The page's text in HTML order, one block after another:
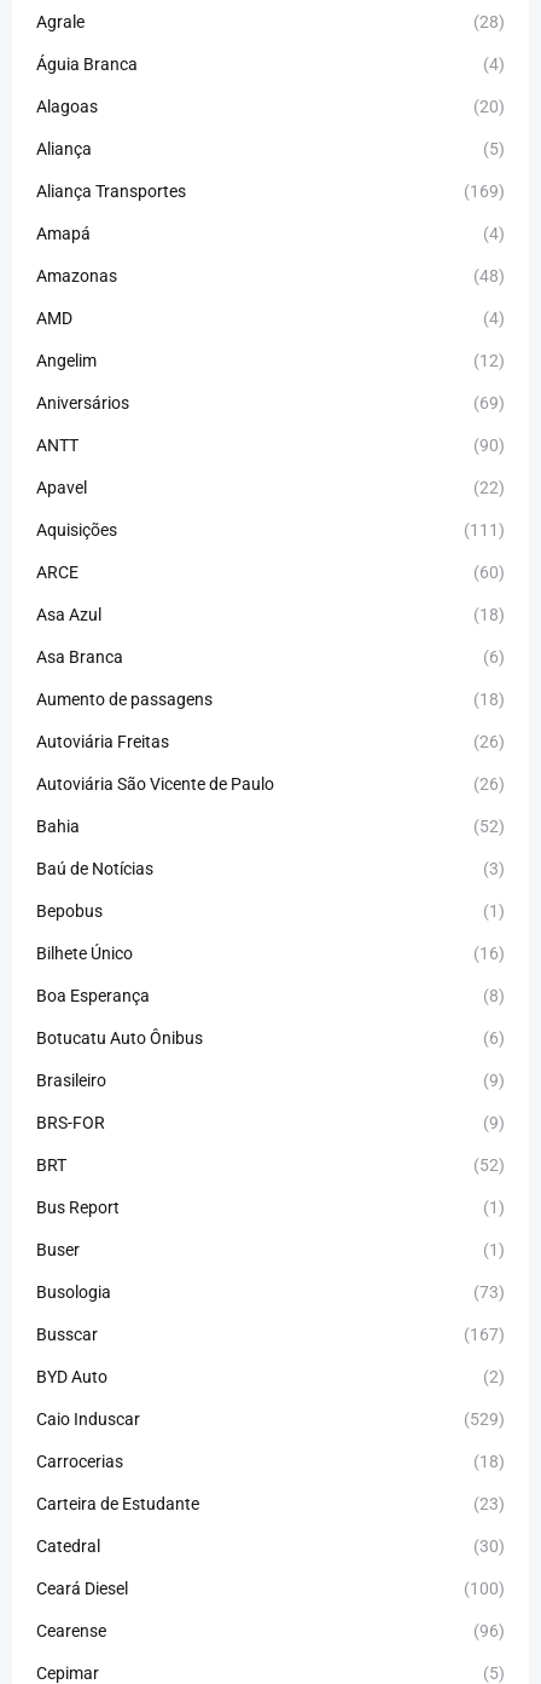
Agrale (28)
Águia Branca (4)
Alagoas (20)
Aliança (5)
Aliança Transportes (169)
Amapá (4)
Amazonas (48)
AMD (4)
Angelim (12)
Aniversários (69)
ANTT (90)
Apavel (22)
Aquisições (111)
ARCE (60)
Asa Azul (18)
Asa Branca (6)
Aumento de passagens (18)
Autoviária Freitas (26)
Autoviária São Vicente de Paulo (26)
Bahia (52)
Baú de Notícias (3)
Bepobus (1)
Bilhete Único (16)
Boa Esperança (8)
Botucatu Auto Ônibus (6)
Brasileiro (9)
BRS-FOR (9)
BRT (52)
Bus Report (1)
Buser (1)
Busologia (73)
Busscar (167)
BYD Auto (2)
Caio Induscar (529)
Carrocerias (18)
Carteira de Estudante (23)
Catedral (30)
Ceará Diesel (100)
Cearense (96)
Cepimar (5)